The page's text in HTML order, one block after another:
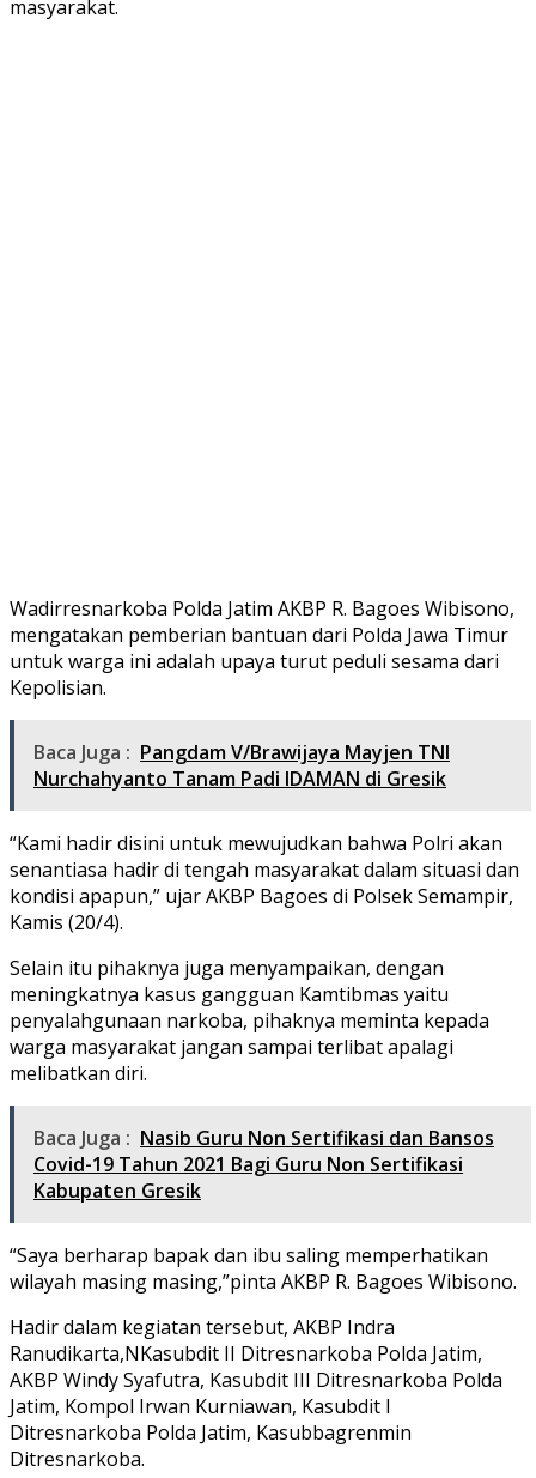
masyarakat.
Wadirresnarkoba Polda Jatim AKBP R. Bagoes Wibisono,
mengatakan pemberian bantuan dari Polda Jawa Timur
untuk warga ini adalah upaya turut peduli sesama dari
Kepolisian.
Baca Juga : Pangdam V/Brawijaya Mayjen TNI
Nurchahyanto Tanam Padi IDAMAN di Gresik
“Kami hadir disini untuk mewujudkan bahwa Polri akan
senantiasa hadir di tengah masyarakat dalam situasi dan
kondisi apapun,” ujar AKBP Bagoes di Polsek Semampir,
Kamis (20/4).
Selain itu pihaknya juga menyampaikan, dengan
meningkatnya kasus gangguan Kamtibmas yaitu
penyalahgunaan narkoba, pihaknya meminta kepada
warga masyarakat jangan sampai terlibat apalagi
melibatkan diri.
Baca Juga : Nasib Guru Non Sertifikasi dan Bansos
Covid-19 Tahun 2021 Bagi Guru Non Sertifikasi
Kabupaten Gresik
“Saya berharap bapak dan ibu saling memperhatikan
wilayah masing masing,”pinta AKBP R. Bagoes Wibisono.
Hadir dalam kegiatan tersebut, AKBP Indra
Ranudikarta,NKasubdit II Ditresnarkoba Polda Jatim,
AKBP Windy Syafutra, Kasubdit III Ditresnarkoba Polda
Jatim, Kompol Irwan Kurniawan, Kasubdit I
Ditresnarkoba Polda Jatim, Kasubbagrenmin
Ditresnarkoba.